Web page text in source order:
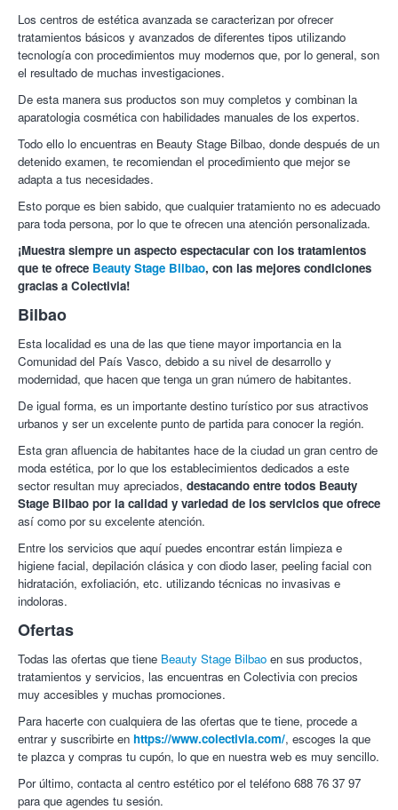
Al actuar simultáneamente sobre las acumulaciones de grasa
rebeldes y la calidad de la piel (firmeza, aspecto de piel de
naranja), la nueva patente (rodillo y válvula motorizados junto
con una aspiración secuencial) permite a la tecnología corporal
actuar directamente sobre los adipocitos presentes en la
hipodermis (
células del adelgazamiento
) y sobre
los fibroblastospresentes en la dermis (
células de la juventud
Centro de Estética Beauty Stage.
Es un centro oficial LPG
situado en el centro de Bilbao, en el barrio de Matiko (muy cerca
del Ayuntamiento).
Realizamos servicios de: Depilación láser de diodo, LPG,
Micropigmentación/Microblading, Eliminación de tatuajes y
manchas, Láser Q-Switched, Lifting de pestañas, Higiene facial,
Adipology, y mucho más.
Los centros de estética avanzada se caracterizan por ofrecer
tratamientos básicos y avanzados de diferentes tipos utilizando
tecnología con procedimientos muy modernos que, por lo general, son
el resultado de muchas investigaciones.
De esta manera sus productos son muy completos y combinan la
aparatologia cosmética con habilidades manuales de los expertos.
Todo ello lo encuentras en Beauty Stage Bilbao, donde después de un
detenido examen, te recomiendan el procedimiento que mejor se
adapta a tus necesidades.
Esto porque es bien sabido, que cualquier tratamiento no es adecuado
para toda persona, por lo que te ofrecen una atención personalizada.
¡Muestra siempre un aspecto espectacular con los tratamientos
que te ofrece Beauty Stage Bilbao, con las mejores condiciones
gracias a Colectivia!
Bilbao
Esta localidad es una de las que tiene mayor importancia en la
Comunidad del País Vasco, debido a su nivel de desarrollo y
modernidad, que hacen que tenga un gran número de habitantes.
De igual forma, es un importante destino turístico por sus atractivos
urbanos y ser un excelente punto de partida para conocer la región.
Esta gran afluencia de habitantes hace de la ciudad un gran centro de
moda estética, por lo que los establecimientos dedicados a este
sector resultan muy apreciados, destacando entre todos Beauty
Stage Bilbao por la calidad y variedad de los servicios que ofrece
así como por su excelente atención.
Entre los servicios que aquí puedes encontrar están limpieza e
higiene facial, depilación clásica y con diodo laser, peeling facial con
hidratación, exfoliación, etc. utilizando técnicas no invasivas e
indoloras.
Ofertas
Todas las ofertas que tiene Beauty Stage Bilbao en sus productos,
tratamientos y servicios, las encuentras en Colectivia con precios
muy accesibles y muchas promociones.
Para hacerte con cualquiera de las ofertas que te tiene, procede a
entrar y suscribirte en https://www.colectivia.com/, escoges la que
te plazca y compras tu cupón, lo que en nuestra web es muy sencillo.
Por último, contacta al centro estético por el teléfono 688 76 37 97
para que agendes tu sesión.